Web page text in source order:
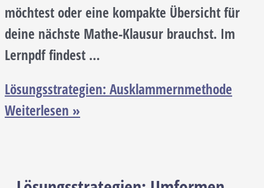
möchtest oder eine kompakte Übersicht für
deine nächste Mathe-Klausur brauchst. Im
Lernpdf findest …
Lösungsstrategien: Ausklammernmethode
Weiterlesen »